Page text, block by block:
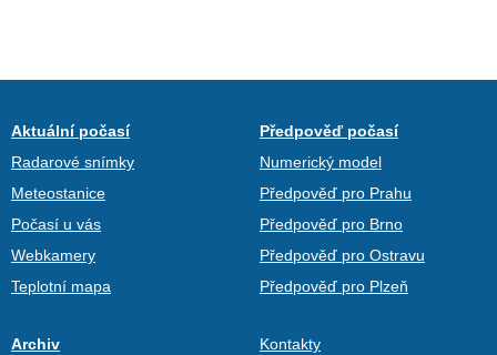
Aktuální počasí
Radarové snímky
Meteostanice
Počasí u vás
Webkamery
Teplotní mapa
Předpověď počasí
Numerický model
Předpověď pro Prahu
Předpověď pro Brno
Předpověď pro Ostravu
Předpověď pro Plzeň
Archiv
Kontakty